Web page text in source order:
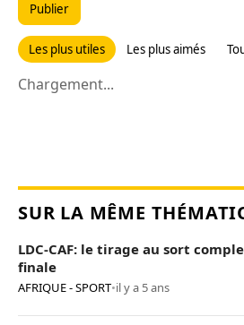
Publier
Les plus utiles Les plus aimés
Chargement...
SUR LA MÊME
LDC-CAF: le tirage au sort
finale
AFRIQUE - SPORT•il y a 5 ans